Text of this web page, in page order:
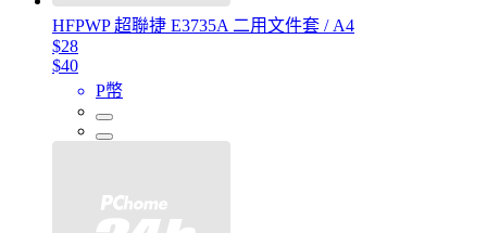
HFPWP 超聯捷 E3735A 二用文件套 / A4
$28
$40
P幣